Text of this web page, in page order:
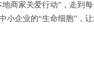
商家关爱行动”，走到
小企业的“生命细胞”，